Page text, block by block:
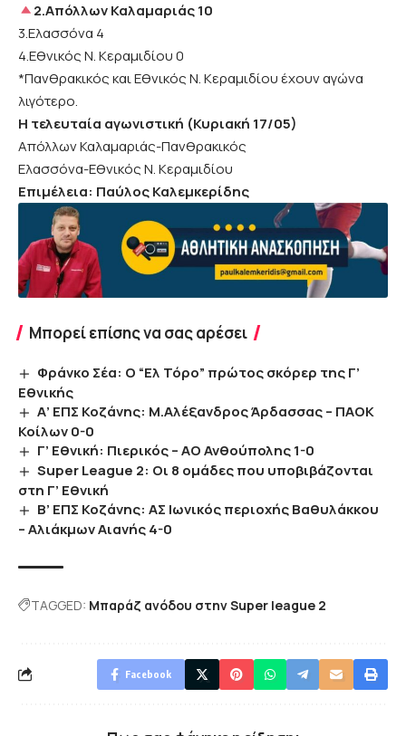
2.Απόλλων Καλαμαριάς 10
3.Ελασσόνα 4
4.Εθνικός Ν. Κεραμιδίου 0
*Πανθρακικός και Εθνικός Ν. Κεραμιδίου έχουν αγώνα
λιγότερο.
Η τελευταία αγωνιστική (Κυριακή 17/05)
Απόλλων Καλαμαριάς-Πανθρακικός
Ελασσόνα-Εθνικός Ν. Κεραμιδίου
Επιμέλεια: Παύλος Καλεμκερίδης
Μπορεί επίσης να σας αρέσει
Φράνκο Σέα: Ο “Ελ Τόρο” πρώτος σκόρερ της Γ’
Εθνικής
Α’ ΕΠΣ Κοζάνης: Μ.Αλέξανδρος Άρδασσας – ΠΑΟΚ
Κοίλων 0-0
Γ’ Εθνική: Πιερικός – ΑΟ Ανθούπολης 1-0
Super League 2: Οι 8 ομάδες που υποβιβάζονται
στη Γ’ Εθνική
Β’ ΕΠΣ Κοζάνης: AΣ Ιωνικός περιοχής Βαθυλάκκου
– Αλιάκμων Αιανής 4-0
TAGGED: Μπαράζ ανόδου στην Super league 2
Facebook